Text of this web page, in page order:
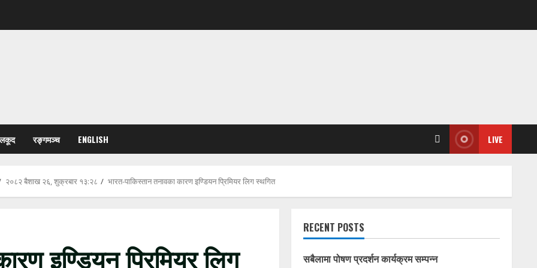
रङ्गमञ्च ENGLISH LIVE
२०८२ बैशाख २६, शुक्रबार १३:२८ भारत-पाकिस्तान तनावका कारण इण्डियन प्रिमियर लिग स्थगित
इण्डियन प्रिमियर लिग
RECENT POSTS
सबैलामा पोषण प्रदर्शन कार्यक्रम सम्पन्न